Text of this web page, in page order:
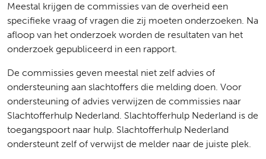
Meestal krijgen de commissies van de overheid een
specifieke vraag of vragen die zij moeten onderzoeken. Na
afloop van het onderzoek worden de resultaten van het
onderzoek gepubliceerd in een rapport.
De commissies geven meestal niet zelf advies of
ondersteuning aan slachtoffers die melding doen. Voor
ondersteuning of advies verwijzen de commissies naar
Slachtofferhulp Nederland. Slachtofferhulp Nederland is de
toegangspoort naar hulp. Slachtofferhulp Nederland
ondersteunt zelf of verwijst de melder naar de juiste plek.